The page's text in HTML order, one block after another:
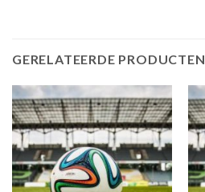
GERELATEERDE PRODUCTEN